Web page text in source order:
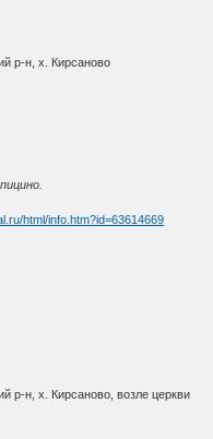
р-н, х. Кирсаново
html/info.htm?id=63614669
р-н, х. Кирсаново, возле церкви